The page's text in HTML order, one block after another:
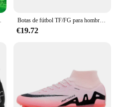
FG, Chuteira Campo Botas de fútbol TF/FG para hombre, zapatos de fútbol profesionales para adultos, tacos de fútbol antideslizantes de calidad para exteriores, zapatillas de entrenamiento de hierba, nuevas
€19.72